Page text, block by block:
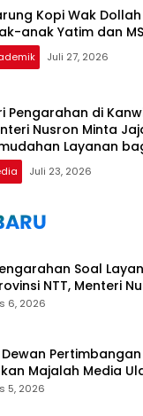
Kopi Wak Dollah
anak Yatim dan
Juli 27, 2026
Pengarahan di
Nusron Minta
Layanan
Juli 23, 2026
Soal
NTT, Menteri
Pandang Masyarakat
6, 2026
Pertimbangan
Majalah Media
PP Persis di Balige
5, 2026